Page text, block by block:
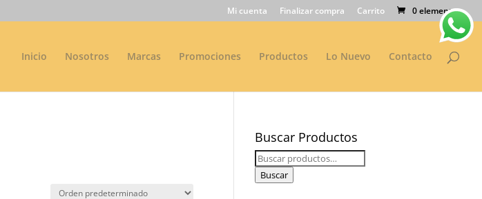
Mi cuenta Finalizar compra Carrito 0 elementos
Inicio Nosotros Marcas Promociones Productos Lo Nuevo Contacto
Buscar Productos
Buscar
por:
Buscar